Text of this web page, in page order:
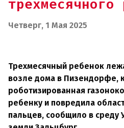
трехмесячного
Четверг, 1 Мая 2025
Трехмесячный ребенок
возле дома в Пизендорфе,
роботизированная
ребенку и повредила
пальцев, сообщило в среду